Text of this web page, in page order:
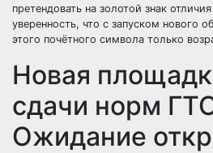
претендовать на золотой знак
уверенность, что с запуском нового
этого почётного символа только
Новая
сдачи норм
Ожидание